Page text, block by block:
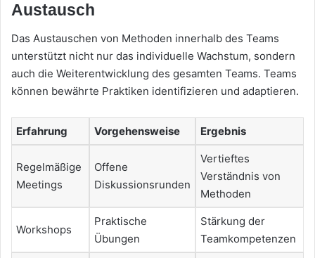
Austausch
Das Austauschen von Methoden innerhalb des Teams
unterstützt nicht nur das individuelle Wachstum, sondern
auch die Weiterentwicklung des gesamten Teams. Teams
können bewährte Praktiken identifizieren und adaptieren.
Erfahrung Vorgehensweise Ergebnis
Regelmäßige
Meetings
Offene
Diskussionsrunden
Vertieftes
Verständnis von
Methoden
Workshops
Praktische
Übungen
Stärkung der
Teamkompetenzen